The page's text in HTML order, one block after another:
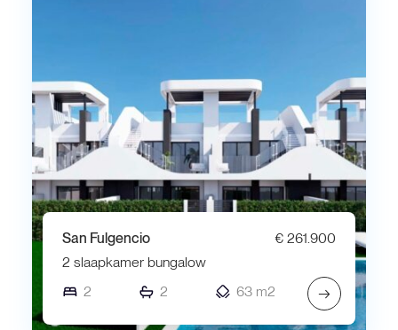
San Fulgencio
€ 261.900
2 slaapkamer bungalow
2
2 63 m2 →